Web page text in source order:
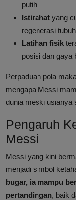
putih.
Istirahat yang
regenerasi
Latihan fisik
posisi dan gaya
Perpaduan pola
mengapa Messi
dunia meski usianya
Pengaruh
Messi
Messi yang kini
menjadi simbol
bugar, ia mampu
pertandingan, baik